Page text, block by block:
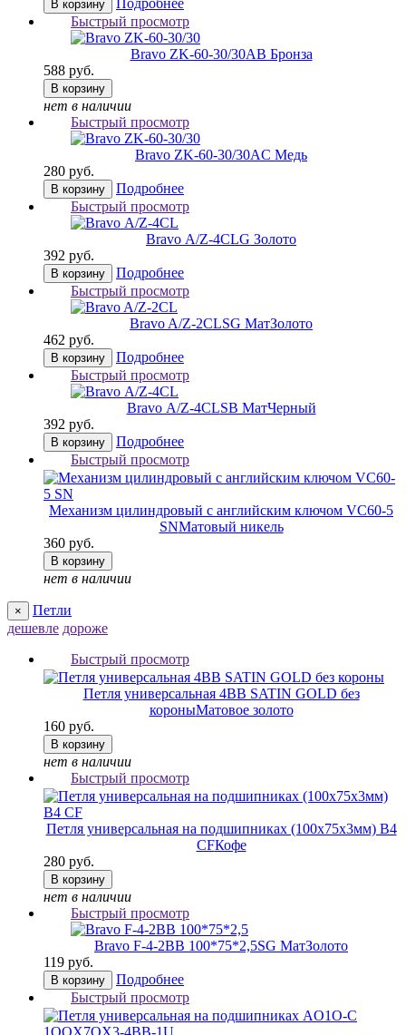
В корзину
Быстрый просмотр
Bravo ZK-60-30/30AB Бронза
588 руб.
В корзину
нет в наличии
Быстрый просмотр
Bravo ZK-60-30/30AC Медь
280 руб.
В корзину
Подробнее
Быстрый просмотр
Bravo А/Z-4CLG Золото
392 руб.
В корзину
Подробнее
Быстрый просмотр
Bravo A/Z-2CLSG МатЗолото
462 руб.
В корзину
Подробнее
Быстрый просмотр
Bravo А/Z-4CLSB МатЧерный
392 руб.
В корзину
Подробнее
Быстрый просмотр
Механизм цилиндровый с английским ключом VC60-5
SNМатовый никель
360 руб.
В корзину
нет в наличии
×
Петли
дешевле дороже
Быстрый просмотр
Петля универсальная 4BB SATIN GOLD без
короныМатовое золото
160 руб.
В корзину
нет в наличии
Быстрый просмотр
Петля универсальная на подшипниках (100х75х3мм) B4
CFКофе
280 руб.
В корзину
нет в наличии
Быстрый просмотр
Bravo F-4-2BB 100*75*2,5SG МатЗолото
119 руб.
В корзину
Подробнее
Быстрый просмотр